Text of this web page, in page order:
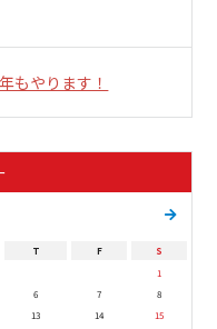
もやります！
T F
S
1
6 7
8
13 14
15